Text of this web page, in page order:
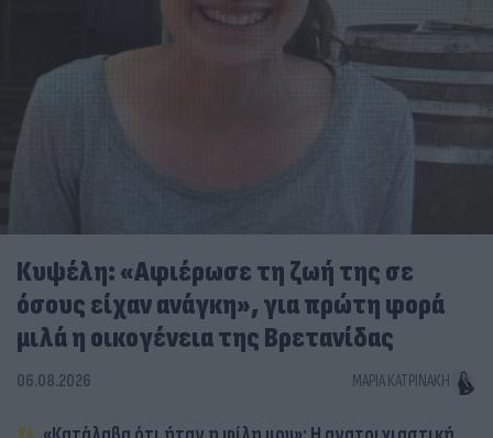
Κυψέλη: «Αφιέρωσε τη ζωή της σε
όσους είχαν ανάγκη», για πρώτη φορά
μιλά η οικογένεια της Βρετανίδας
06.08.2026 ΜΑΡΊΑ ΚΑΤΡΙΝΆΚΗ